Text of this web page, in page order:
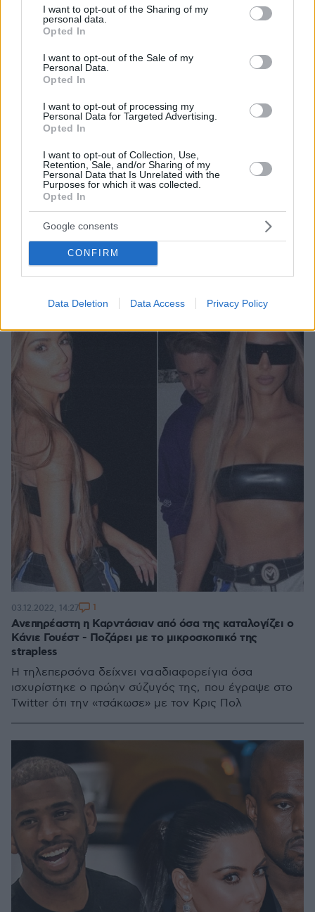
not limited to your visit or usage behaviour. You may click to
grant or deny consent to Google and its third-party tags to
use your data for below specified purposes in below Google
consent section.
I want to opt-out of the Sharing of my
personal data.
Opted In
I want to opt-out of the Sale of my
Personal Data.
Opted In
I want to opt-out of processing my
Personal Data for Targeted Advertising.
Opted In
I want to opt-out of Collection, Use,
Retention, Sale, and/or Sharing of my
Personal Data that Is Unrelated with the
Purposes for which it was collected.
Opted In
Google consents
CONFIRM
Data Deletion Data Access Privacy Policy
Κάρι για Κρις Πολ: «Κάθε ομάδα που τον αποκτά,
γίνεται καλύτερη»
Ο Στεφ Κάρι αποθέωσε τον νέο του συμπαίκτη, Κρις
Πολ
29.06.2023, 09:13
Ανεπηρέαστη η Καρντάσιαν από όσα της καταλογίζει ο
Κάνιε Γουέστ - Ποζάρει με το μικροσκοπικό της
strapless
Η τηλεπερσόνα δείχνει να αδιαφορεί για όσα
ισχυρίστηκε ο πρώην σύζυγός της, που έγραψε στο
Twitter ότι την «τσάκωσε» με τον Κρις Πολ
03.12.2022, 14:27 1